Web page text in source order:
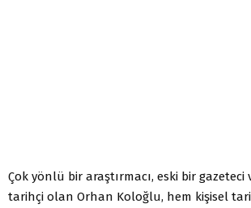
Çok yönlü bir araştırmacı, eski bir
tarihçi olan Orhan Koloğlu, hem kişisel